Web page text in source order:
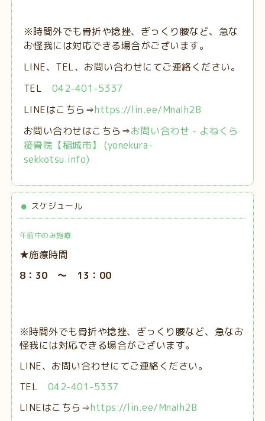
※時間外でも骨折や捻挫、ぎっくり腰など、急な
お怪我には対応できる場合がございます。
LINE、TEL、お問い合わせにてご連絡ください。
TEL 042-401-5337
LINEはこちら⇒https://lin.ee/MnaIh2B
お問い合わせはこちら⇒お問い合わせ - よねくら
接骨院【稲城市】 (yonekura-
sekkotsu.info)
スケジュール
午前中のみ施療
★施療時間
8：30 ～ 13：00
※時間外でも骨折や捻挫、ぎっくり腰など、急なお
怪我には対応できる場合がございます。
LINE、お問い合わせにてご連絡ください。
TEL 042-401-5337
LINEはこちら⇒https://lin.ee/MnaIh2B